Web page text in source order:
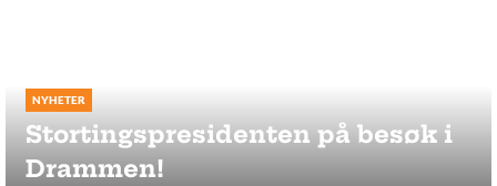
NYHETER
Stortingspresidenten på besøk i
Drammen!